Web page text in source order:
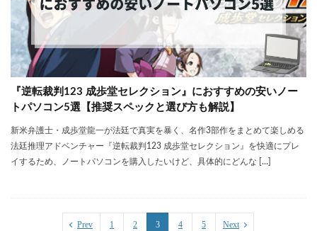
『逆転裁判123 成歩堂セレクション』におすすめの安いノー
トパソコン5選【推奨スペックと選び方も解説】
新米弁護士・成歩堂龍一が法廷で真実を暴く、名作3部作をまとめて楽しめる
法廷推理アドベンチャー『逆転裁判123 成歩堂セレクション』を快適にプレ
イするため、ノートパソコンを購入したいけど、具体的にどんな […]
Prev 1 2 3 4 5 Next